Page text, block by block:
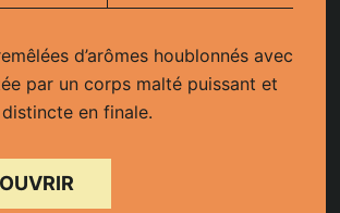
d’arômes houblonnés avec
par un corps malté puissant et
en finale.